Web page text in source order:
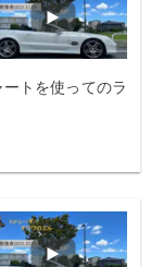
トを使ってのラ